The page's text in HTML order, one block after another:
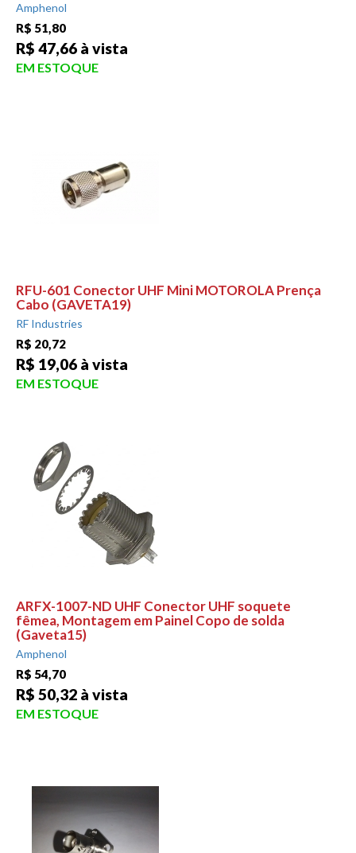
Amphenol
R$ 51,80
R$ 47,66 à vista
EM ESTOQUE
RFU-601 Conector UHF Mini MOTOROLA Prença
Cabo (GAVETA19)
RF Industries
R$ 20,72
R$ 19,06 à vista
EM ESTOQUE
ARFX-1007-ND UHF Conector UHF soquete
fêmea, Montagem em Painel Copo de solda
(Gaveta15)
Amphenol
R$ 54,70
R$ 50,32 à vista
EM ESTOQUE